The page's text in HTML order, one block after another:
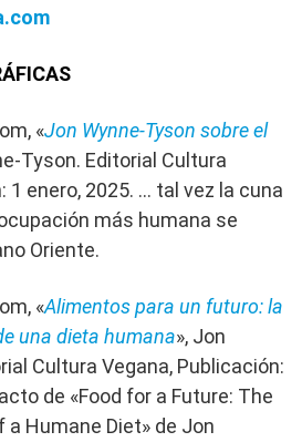
«Jon Wynne-Tyson sobre el
Tyson. Editorial Cultura
1 enero, 2025. … tal vez la cuna
más humana se
Oriente.
«Alimentos para un futuro: la
una dieta humana», Jon
Cultura Vegana, Publicación:
de «Food for a Future: The
Humane Diet» de Jon